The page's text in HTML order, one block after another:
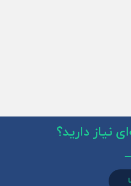
نیاز دارید؟